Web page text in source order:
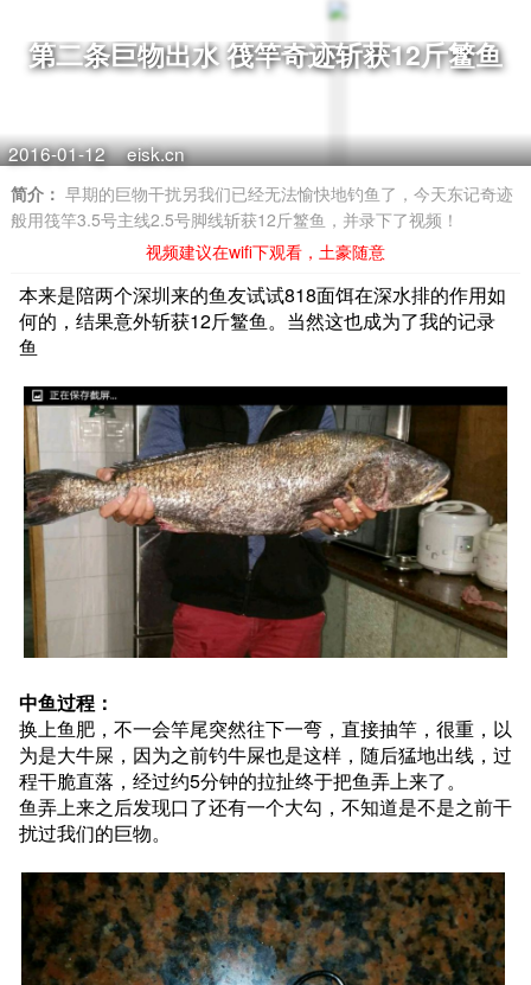
第二条巨物出水 筏竿奇迹斩获12斤鳘鱼
2016-01-12 eisk.cn
简介： 早期的巨物干扰另我们已经无法愉快地钓鱼了，今天东记奇迹
般用筏竿3.5号主线2.5号脚线斩获12斤鳘鱼，并录下了视频！
视频建议在wifi下观看，土豪随意
本来是陪两个深圳来的鱼友试试818面饵在深水排的作用如
何的，结果意外斩获12斤鳘鱼。当然这也成为了我的记录
鱼
中鱼过程：
换上鱼肥，不一会竿尾突然往下一弯，直接抽竿，很重，以
为是大牛屎，因为之前钓牛屎也是这样，随后猛地出线，过
程干脆直落，经过约5分钟的拉扯终于把鱼弄上来了。
鱼弄上来之后发现口了还有一个大勾，不知道是不是之前干
扰过我们的巨物。